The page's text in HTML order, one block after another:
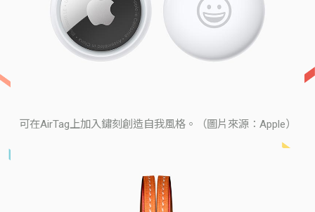
可在AirTag上加入鏽刻創造自我風格。（圖片來源：Apple）